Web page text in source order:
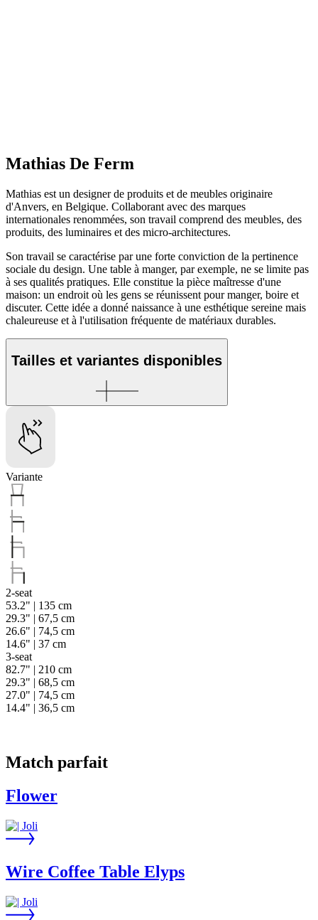
Mathias De Ferm
Mathias est un designer de produits et de meubles originaire
d'Anvers, en Belgique. Collaborant avec des marques
internationales renommées, son travail comprend des meubles, des
produits, des luminaires et des micro-architectures.
Son travail se caractérise par une forte conviction de la pertinence
sociale du design. Une table à manger, par exemple, ne se limite pas
à ses qualités pratiques. Elle constitue la pièce maîtresse d'une
maison: un endroit où les gens se réunissent pour manger, boire et
discuter. Cette idée a donné naissance à une esthétique sereine mais
chaleureuse et à l'utilisation fréquente de matériaux durables.
Tailles et variantes disponibles
Variante
2-seat
53.2" | 135 cm
29.3" | 67,5 cm
26.6" | 74,5 cm
14.6" | 37 cm
3-seat
82.7" | 210 cm
29.3" | 68,5 cm
27.0" | 74,5 cm
14.4" | 36,5 cm
Match parfait
Flower
Wire Coffee Table Elyps